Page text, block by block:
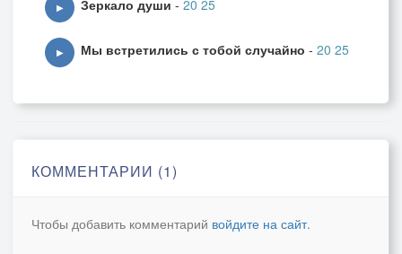
▶ Зеркало души - 20 25
▶ Мы встретились с тобой случайно - 20 25
КОММЕНТАРИИ (1)
Чтобы добавить комментарий войдите на сайт.